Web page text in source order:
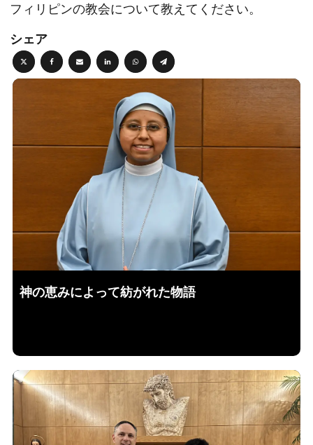
フィリピンの教会について教えてください。
シェア
神の恵みによって紡がれた物語